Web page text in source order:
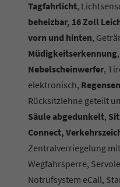
Tagfahrlicht,
beheizbar, 16 Zoll
vorn und hinten,
Müdigkeitserkennung
Nebelscheinwerfer,
elektronisch,
Rücksitzlehne geteilt
Säule abgedunkelt,
Connect,
Zentralverriegelung
Wegfahrsperre,
Notrufsystem eCall,